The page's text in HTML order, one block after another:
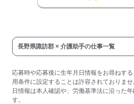
医療・介護・福祉関連
応募する
長野県諏訪郡 × 介護助手の仕事一覧
応募時や応募後に生年月日情報をお尋ねす
用条件に設定することは許容されておりま
日情報は本人確認や、労働基準法に沿った
す。